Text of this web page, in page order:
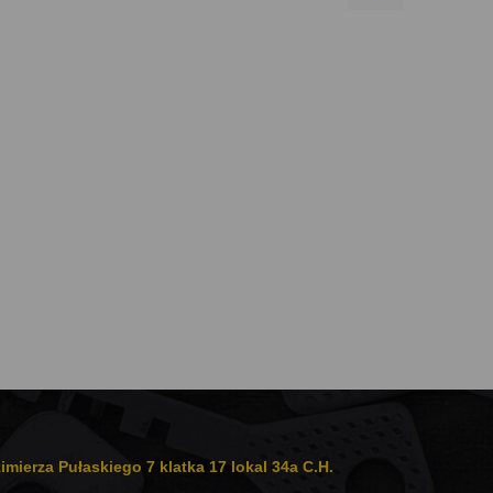
009186
009189
009192
009195
009222
009228
ACY 009246
009249
Pułaskiego 7 klatka 17 lokal 34a C.H.